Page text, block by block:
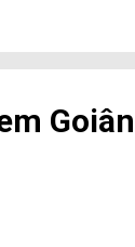
sendo
Militar. Se a
ou motos